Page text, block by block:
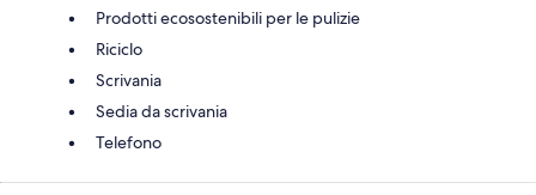
Prodotti ecosostenibili per le pulizie
Riciclo
Scrivania
Sedia da scrivania
Telefono